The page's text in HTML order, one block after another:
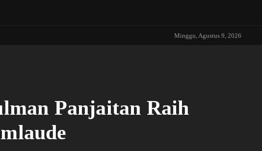
Minggu, Agustus 9, 2026
Panjaitan Raih